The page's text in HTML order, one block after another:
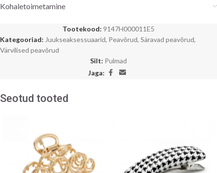
Kohaletoimetamine
Tootekood: 9147H000011E5
Kategooriad: Juukseaksessuaarid, Peavõrud, Säravad peavõrud,
Värvilised peavõrud
Silt: Pulmad
Jaga:
Seotud tooted